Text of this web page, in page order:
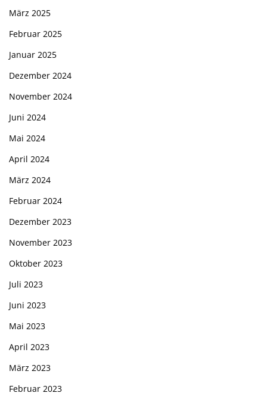
März 2025
Februar 2025
Januar 2025
Dezember 2024
November 2024
Juni 2024
Mai 2024
April 2024
März 2024
Februar 2024
Dezember 2023
November 2023
Oktober 2023
Juli 2023
Juni 2023
Mai 2023
April 2023
März 2023
Februar 2023